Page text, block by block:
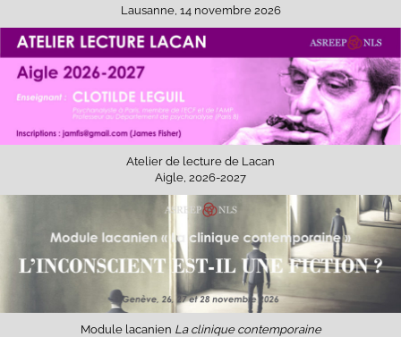
Lausanne, 14 novembre 2026
Atelier de lecture de Lacan
Aigle, 2026-2027
Module lacanien La clinique contemporaine